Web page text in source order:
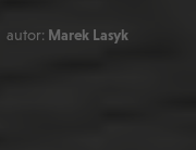
autor: Marek Lasyk